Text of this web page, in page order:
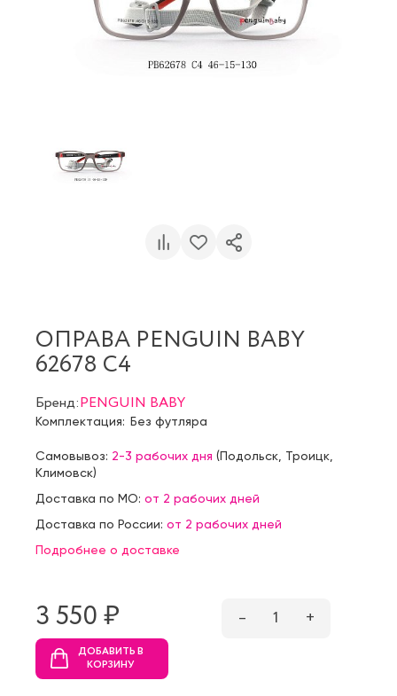
ОПРАВА PENGUIN BABY
62678 C4
Бренд:PENGUIN BABY
Комплектация: Без футляра
Самовывоз: 2-3 рабочих дня (Подольск Троицк
Климовск)
Доставка по МО: от 2 рабочих дней
Доставка по России: от 2 рабочих дней
Подробнее о доставке
3 550 ₷ – 1 +
ДОБАВИТЬ В
КОРЗИНУ